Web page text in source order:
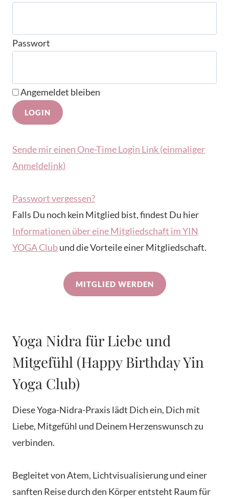
Passwort
Angemeldet bleiben
Sende mir einen One-Time Login Link (einmaliger
Anmeldelink)
Passwort vergessen?
Falls Du noch kein Mitglied bist, findest Du hier
Informationen über eine Mitgliedschaft im YIN
YOGA Clubund die Vorteile einer Mitgliedschaft.
MITGLIED WERDEN
Yoga Nidra für Liebe und
Mitgefühl (Happy Birthday Yin
Yoga Club)
Diese Yoga-Nidra-Praxis lädt Dich ein, Dich mit
Liebe, Mitgefühl und Deinem Herzenswunsch zu
verbinden.
Begleitet von Atem, Lichtvisualisierung und einer
sanften Reise durch den Körper entsteht Raum für